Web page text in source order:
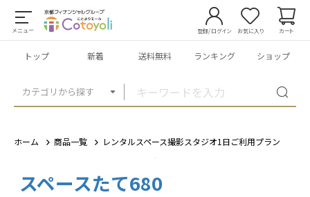
メニュー
カテゴリから探す
登録/ログイン お気に入り カート
トップ 新着 送料無料 ランキング ショップ
ホーム 商品一覧 レンタルスペース撮影スタジオ1日ご利用プラン
スペースたて680